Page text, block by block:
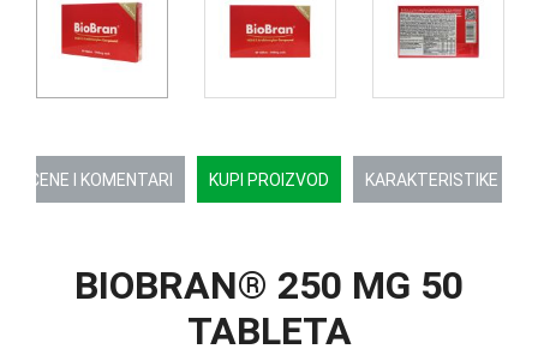
OCENE I KOMENTARI KUPI PROIZVOD KARAKTERISTIKE
BIOBRAN® 250 MG 50
TABLETA